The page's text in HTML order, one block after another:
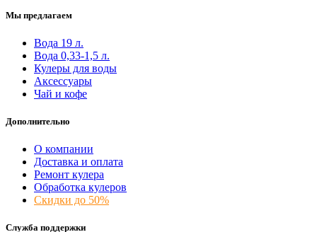
Мы предлагаем
Вода 19 л.
Вода 0,33-1,5 л.
Кулеры для воды
Аксессуары
Чай и кофе
Дополнительно
О компании
Доставка и оплата
Ремонт кулера
Обработка кулеров
Скидки до 50%
Служба поддержки